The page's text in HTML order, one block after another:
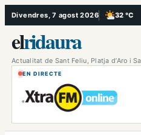
Vés
al
contingut
Divendres, 7 agost 2026 32 °C
, Poc
elridaura
Actualitat de Sant Feliu, Platja d’Aro i
EN DIRECTE